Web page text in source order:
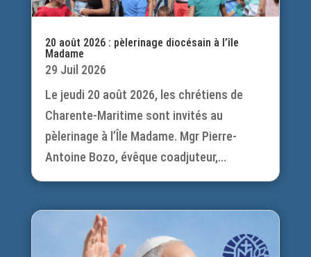
20 août 2026 : pèlerinage diocésain à l’île
Madame
29 Juil 2026
Le jeudi 20 août 2026, les chrétiens de
Charente-Maritime sont invités au
pèlerinage à l’Île Madame. Mgr Pierre-
Antoine Bozo, évêque coadjuteur,...